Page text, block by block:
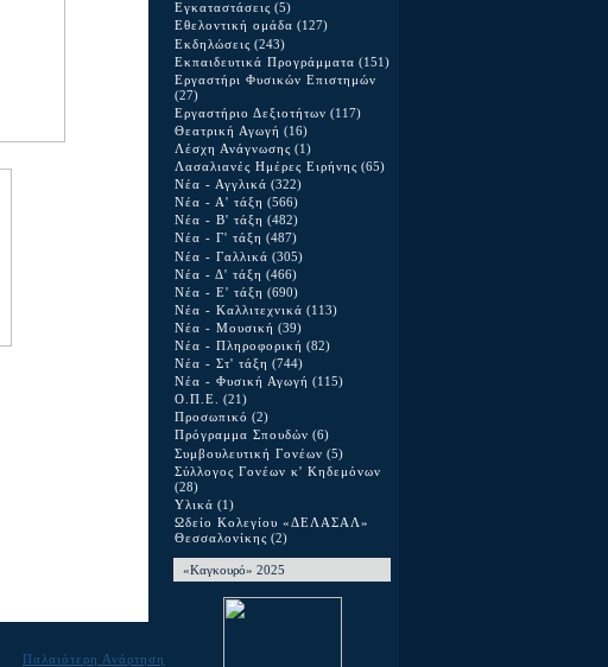
Παλαιότερη Ανάρτηση
Εγκαταστάσεις (5)
Εθελοντική ομάδα (127)
Εκδηλώσεις (243)
Εκπαιδευτικά Προγράμματα (151)
Εργαστήρι Φυσικών Επιστημών
(27)
Εργαστήριο Δεξιοτήτων (117)
Θεατρική Αγωγή (16)
Λέσχη Ανάγνωσης (1)
Λασαλιανές Ημέρες Ειρήνης (65)
Νέα - Αγγλικά (322)
Νέα - Α' τάξη (566)
Νέα - Β' τάξη (482)
Νέα - Γ' τάξη (487)
Νέα - Γαλλικά (305)
Νέα - Δ' τάξη (466)
Νέα - Ε' τάξη (690)
Νέα - Καλλιτεχνικά (113)
Νέα - Μουσική (39)
Νέα - Πληροφορική (82)
Νέα - Στ' τάξη (744)
Νέα - Φυσική Αγωγή (115)
Ο.Π.Ε. (21)
Προσωπικό (2)
Πρόγραμμα Σπουδών (6)
Συμβουλευτική Γονέων (5)
Σύλλογος Γονέων κ' Κηδεμόνων
(28)
Υλικά (1)
Ωδείο Κολεγίου «ΔΕΛΑΣΑΛ»
Θεσσαλονίκης (2)
«Καγκουρό» 2025